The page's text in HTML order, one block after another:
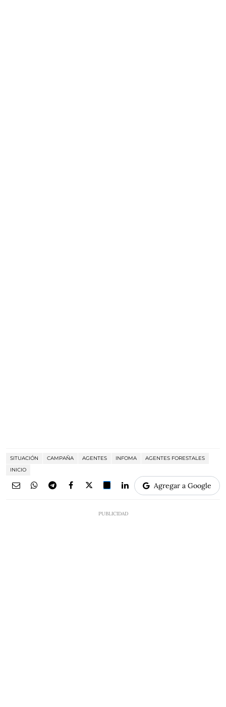
SITUACIÓN CAMPAÑA AGENTES INFOMA
AGENTES FORESTALES
INICIO
Agregar a Google